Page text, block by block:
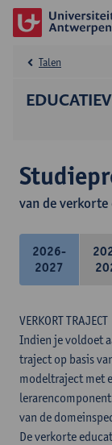
Talen
van de
2026-
2027
VERKORT TRAJECT
Indien je voldoet
traject op basis
modeltraject met
van de
De verkorte